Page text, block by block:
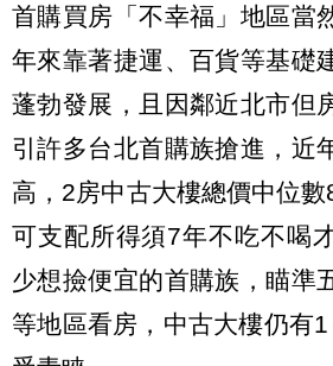
首購買房「不幸福」地區當
年來靠著捷運、百貨等基礎
蓬勃發展，且因鄰近北市但
引許多台北首購族搶進，近
高，2房中古大樓總價中位
可支配所得須7年不吃不喝
少想撿便宜的首購族，瞄準
等地區看房，中古大樓仍有